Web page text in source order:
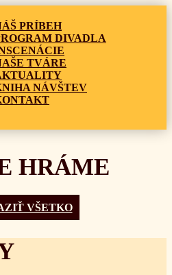
PRÍBEH
DIVADLA
TVÁRE
NÁVŠTEV
HRÁME
VŠETKO